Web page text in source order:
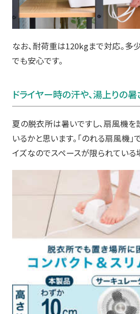
なお、耐荷重は120kgまで対応。多
でも安心です。
ドライヤー時の汗や、湯上りの
夏の脱衣所は暑いですし、扇風機を
いるかと思います。「のれる扇風機
イズなのでスペースが限られている